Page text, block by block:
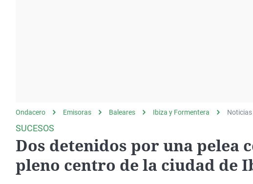
Negra
País Vasco
Ondacero Emisoras Baleares Ibiza y Formentera Noticias
SUCESOS
Dos detenidos por una pelea
pleno centro de la ciudad de